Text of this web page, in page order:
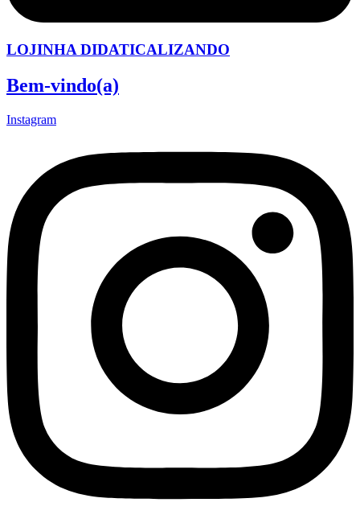
LOJINHA DIDATICALIZANDO
Bem-vindo(a)
Instagram